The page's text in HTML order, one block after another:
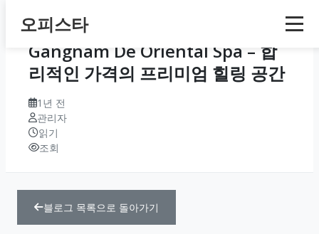
오피스타
Gangnam De Oriental Spa – 합
리적인 가격의 프리미엄 힐링 공간
1년 전
관리자
읽기
조회
블로그 목록으로 돌아가기